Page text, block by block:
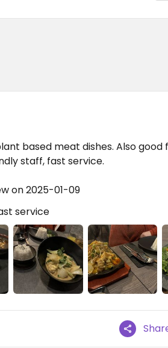
based meat dishes. Also good
staff, fast service.
on 2025-01-09
service